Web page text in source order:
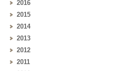
2016
2015
2014
2013
2012
2011